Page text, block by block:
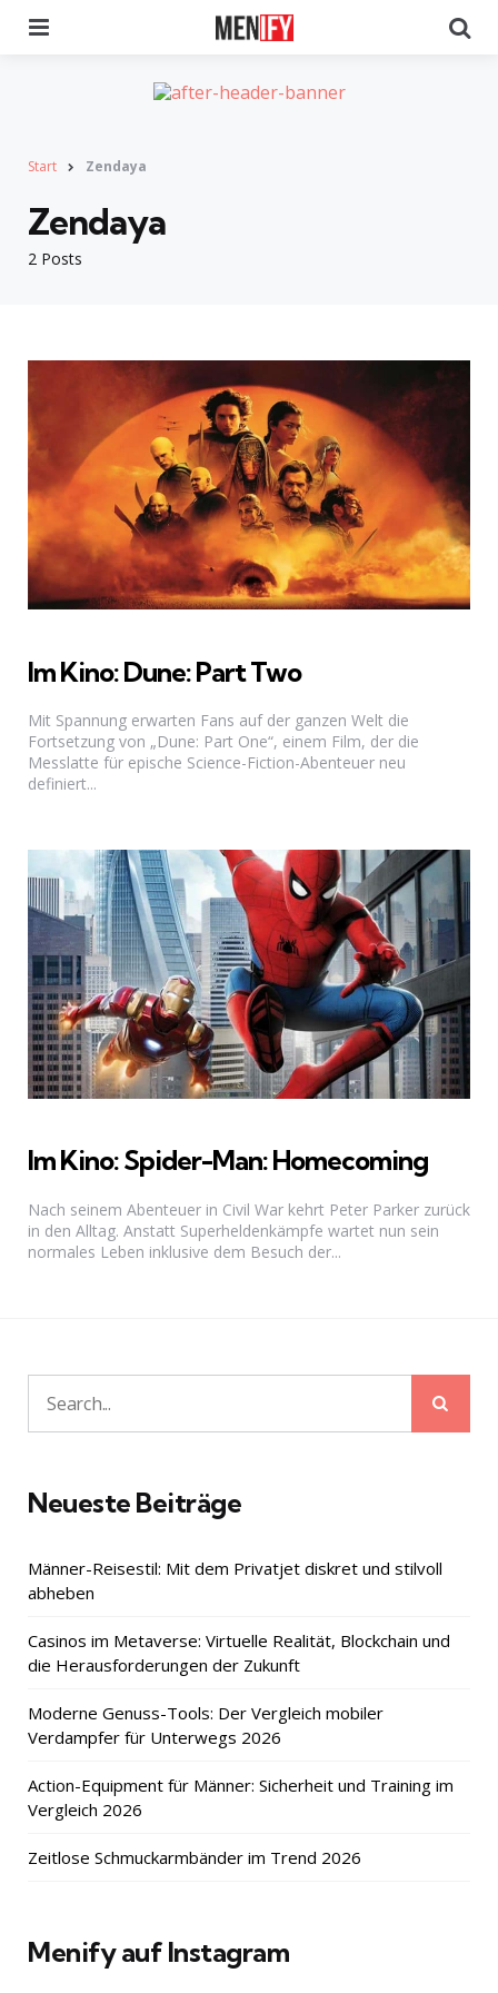
Start Zendaya
2 Posts
Zendaya
Im Kino: Dune: Part Two
Mit Spannung erwarten Fans auf der ganzen Welt die
Fortsetzung von „Dune: Part One“, einem Film, der die
Messlatte für epische Science-Fiction-Abenteuer neu
definiert...
Im Kino: Spider-Man: Homecoming
Nach seinem Abenteuer in Civil War kehrt Peter Parker zurück
in den Alltag. Anstatt Superheldenkämpfe wartet nun sein
normales Leben inklusive dem Besuch der...
Search
for:
Neueste Beiträge
Männer-Reisestil: Mit dem Privatjet diskret und stilvoll
abheben
Casinos im Metaverse: Virtuelle Realität, Blockchain und
die Herausforderungen der Zukunft
Moderne Genuss-Tools: Der Vergleich mobiler
Verdampfer für Unterwegs 2026
Action-Equipment für Männer: Sicherheit und Training im
Vergleich 2026
Zeitlose Schmuckarmbänder im Trend 2026
Menify auf Instagram